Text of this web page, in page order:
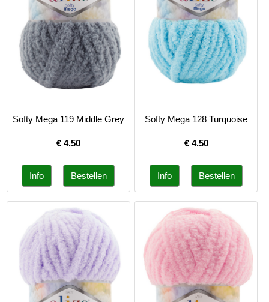
Softy Mega 119 Middle Grey
€ 4.50
Softy Mega 128 Turquoise
€ 4.50